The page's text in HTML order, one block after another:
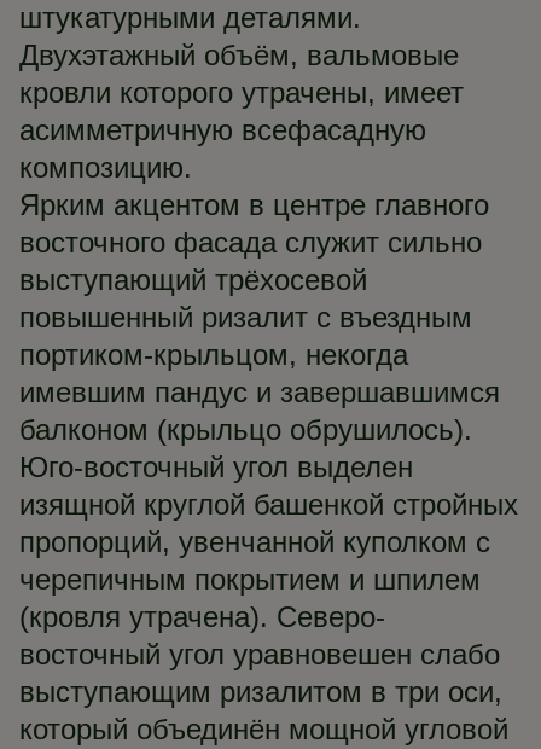
штукатурными деталями.
Двухэтажный объём, вальмовые
кровли которого утрачены, имеет
асимметричную всефасадную
композицию.
Ярким акцентом в центре главного
восточного фасада служит сильно
выступающий трёхосевой
повышенный ризалит с въездным
портиком-крыльцом, некогда
имевшим пандус и завершавшимся
балконом (крыльцо обрушилось).
Юго-восточный угол выделен
изящной круглой башенкой стройных
пропорций, увенчанной куполком с
черепичным покрытием и шпилем
(кровля утрачена). Северо-
восточный угол уравновешен слабо
выступающим ризалитом в три оси,
который объединён мощной угловой